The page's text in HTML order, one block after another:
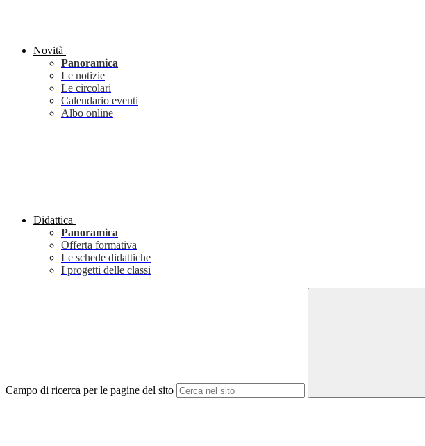
Novità
Panoramica
Le notizie
Le circolari
Calendario eventi
Albo online
Didattica
Panoramica
Offerta formativa
Le schede didattiche
I progetti delle classi
Campo di ricerca per le pagine del sito